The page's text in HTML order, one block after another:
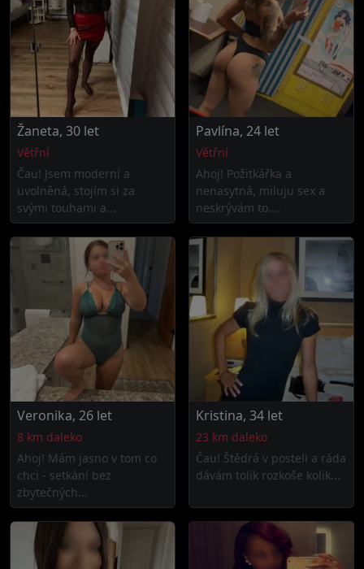
Žaneta, 30 let
Větřní
Čau! Jsem moderní a
uvolněná, stojím si za
svými touhami a...
Pavlína, 24 let
Větřní
Ahoj! Požitkářka a
nenasytná, miluju sex a
neskrývám to....
Veronika, 26 let
8 km daleko
Ahoj! Mám jasno v tom co
chci - setkání bez
zbytečných...
Kristina, 34 let
23 km daleko
Čau! Štědrá v posteli a ráda
dávám tolik rozkoše kolik...